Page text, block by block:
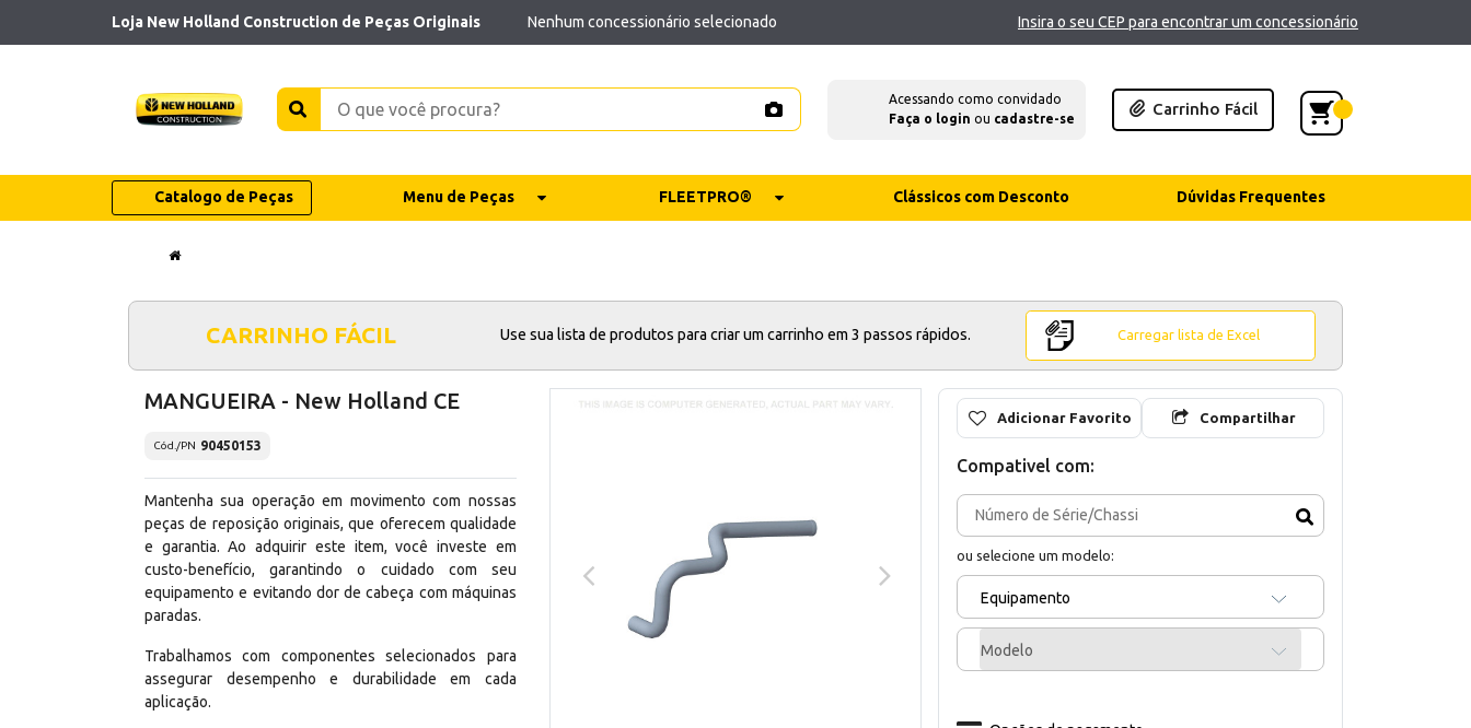
Loja New Holland Construction de Peças Originais Nenhum concessionário selecionado Insira o seu CEP para encontrar um concessionário
Acessando como convidado
Faça o login ou cadastre-se
Carrinho Fácil
Catalogo de Peças Menu de Peças FLEETPRO® Clássicos com Desconto Dúvidas Frequentes
CARRINHO FÁCIL Use sua lista de produtos para criar um carrinho em 3 passos rápidos. Carregar lista de Excel
MANGUEIRA - New Holland CE
Cód./PN 90450153
Mantenha sua operação em movimento com nossas
peças de reposição originais, que oferecem qualidade
e garantia. Ao adquirir este item, você investe em
custo-benefício, garantindo o cuidado com seu
equipamento e evitando dor de cabeça com máquinas
paradas.
Trabalhamos com componentes selecionados para
assegurar desempenho e durabilidade em cada
aplicação.
Adicionar Favorito Compartilhar
Compativel com:
ou selecione um modelo:
Equipamento
Modelo